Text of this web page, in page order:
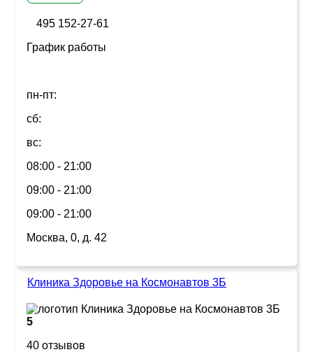
495 152-27-61
График работы
пн-пт:
сб:
вс:
08:00 - 21:00
09:00 - 21:00
09:00 - 21:00
Москва, 0, д. 42
Клиника Здоровье на Космонавтов 3Б
5
40 отзывов